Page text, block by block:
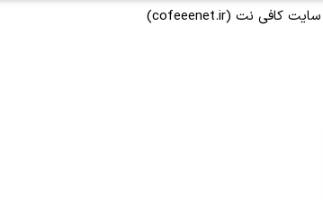
سایت کافی نت (cofeeenet.ir)